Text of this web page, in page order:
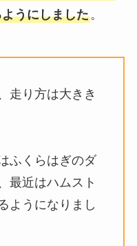
うにしました。
走り方は大きき
ふくらはぎのダ
最近はハムスト
ようになりまし